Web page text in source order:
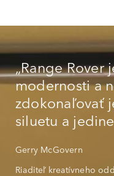
„Range Rover
modernosti a
zdokonaľovať
siluetu a
Gerry McGovern
Riaditeľ kreatívneho